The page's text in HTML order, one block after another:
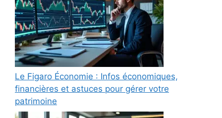
Le Figaro Économie : Infos économiques,
financières et astuces pour gérer votre
patrimoine